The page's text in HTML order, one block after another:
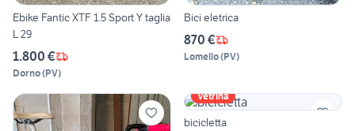
Ebike Fantic XTF 1.5 Sport Y taglia
L 29
1.800 €
Dorno(PV)
Bici eletrica
870 €
Lomello(PV)
Vetrina
bicicletta